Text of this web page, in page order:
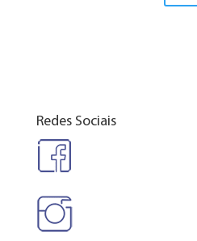
Redes Sociais